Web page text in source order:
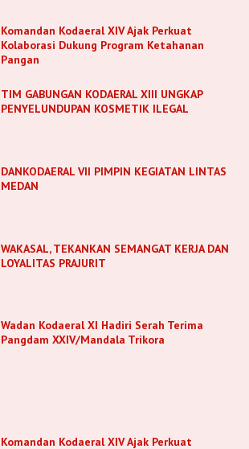
Komandan Kodaeral XIV Ajak Perkuat
Kolaborasi Dukung Program Ketahanan
Pangan
TIM GABUNGAN KODAERAL XIII UNGKAP
PENYELUNDUPAN KOSMETIK ILEGAL
DANKODAERAL VII PIMPIN KEGIATAN LINTAS
MEDAN
WAKASAL, TEKANKAN SEMANGAT KERJA DAN
LOYALITAS PRAJURIT
Wadan Kodaeral XI Hadiri Serah Terima
Pangdam XXIV/Mandala Trikora
Komandan Kodaeral XIV Ajak Perkuat